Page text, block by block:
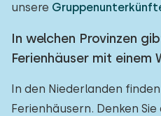
unsere
In welchen Provinzen
Ferienhäuser mit einem
In den Niederlanden
Ferienhäusern. Denken